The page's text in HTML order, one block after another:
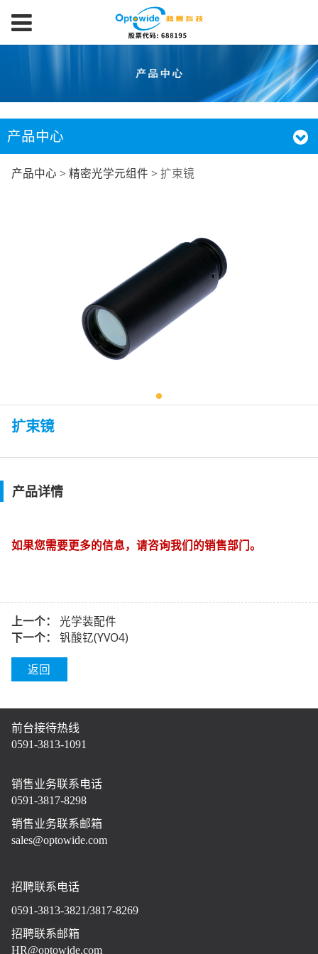
产品中心
扩束镜
产品中心 > 精密光学元组件 > 扩束镜
扩束镜
产品详情
如果您需要更多的信息，请咨询我们的销售部门。
上一个： 光学装配件
下一个： 钒酸钇(YVO4)
返回
前台接待热线
0591-3813-1091
销售业务联系电话
0591-3817-8298
销售业务联系邮箱
sales@optowide.com
招聘联系电话
0591-3813-3821/3817-8269
招聘联系邮箱
HR@optowide.com